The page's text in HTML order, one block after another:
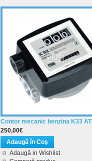
Contor mecanic benzina K33
250,00€
Adaugă in Wishlist